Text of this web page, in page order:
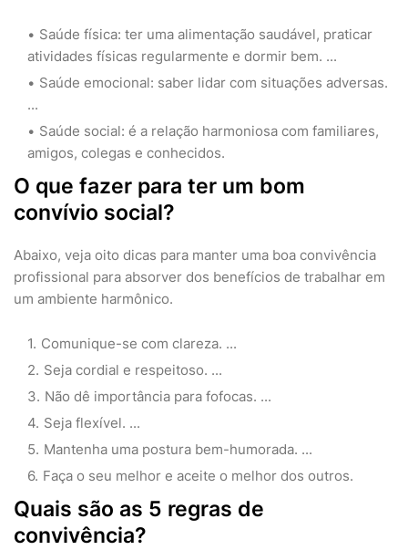
Saúde física: ter uma alimentação saudável, praticar
atividades físicas regularmente e dormir bem. ...
Saúde emocional: saber lidar com situações adversas.
...
Saúde social: é a relação harmoniosa com familiares,
amigos, colegas e conhecidos.
O que fazer para ter um bom
convívio social?
Abaixo, veja oito dicas para manter uma boa convivência
profissional para absorver dos benefícios de trabalhar em
um ambiente harmônico.
Comunique-se com clareza. ...
Seja cordial e respeitoso. ...
Não dê importância para fofocas. ...
Seja flexível. ...
Mantenha uma postura bem-humorada. ...
Faça o seu melhor e aceite o melhor dos outros.
Quais são as 5 regras de
convivência?